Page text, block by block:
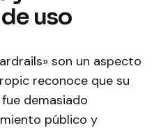
uso
son un aspecto
reconoce que su
demasiado
público y